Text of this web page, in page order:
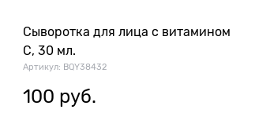
Сыворотка для лица с витамином
С, 30 мл.
Артикул: BQY38432
100 руб.